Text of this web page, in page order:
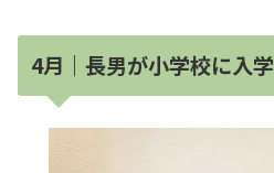
4月｜長男が小学校に入学